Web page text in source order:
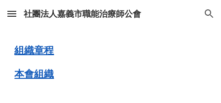
Skip to main content Skip to navigation
社團法人嘉義市職能治療師公會
組織章程
本會組織